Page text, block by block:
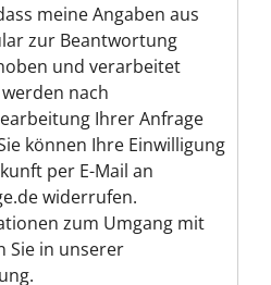
meine Angaben aus
zur Beantwortung
und verarbeitet
nach
Ihrer Anfrage
können Ihre Einwilligung
per E-Mail an
widerrufen.
zum Umgang mit
Sie in unserer